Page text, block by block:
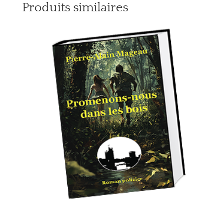
Produits similaires